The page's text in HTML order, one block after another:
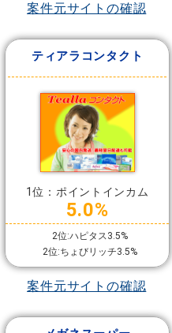
案件元サイトの確認
ティアラコンタクト
1位：ポイントインカム
5.0%
2位:ハピタス3.5%
2位:ちょびリッチ3.5%
案件元サイトの確認